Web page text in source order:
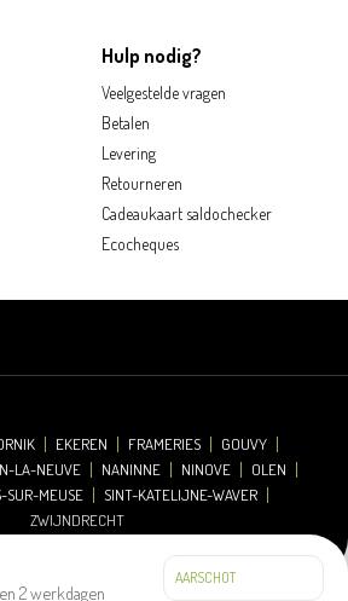
2 werkdagen
Hulp nodig?
Veelgestelde vragen
Betalen
Levering
Retourneren
Cadeaukaart saldochecker
Ecocheques
EKEREN FRAMERIES
GOUVY
LA-NEUVE NANINNE NINOVE
OLEN
SUR-MEUSE
SINT-KATELIJNE-WAVER
ZWIJNDRECHT